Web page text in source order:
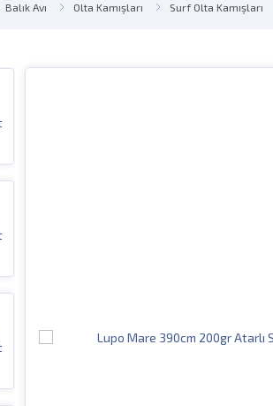
Balık Avı Olta Kamışları Surf Olta Kamışları